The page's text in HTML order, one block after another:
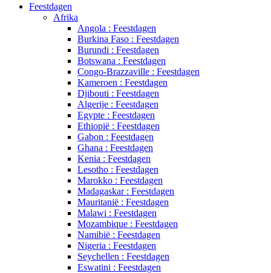
Feestdagen
Afrika
Angola : Feestdagen
Burkina Faso : Feestdagen
Burundi : Feestdagen
Botswana : Feestdagen
Congo-Brazzaville : Feestdagen
Kameroen : Feestdagen
Djibouti : Feestdagen
Algerije : Feestdagen
Egypte : Feestdagen
Ethiopië : Feestdagen
Gabon : Feestdagen
Ghana : Feestdagen
Kenia : Feestdagen
Lesotho : Feestdagen
Marokko : Feestdagen
Madagaskar : Feestdagen
Mauritanië : Feestdagen
Malawi : Feestdagen
Mozambique : Feestdagen
Namibië : Feestdagen
Nigeria : Feestdagen
Seychellen : Feestdagen
Eswatini : Feestdagen